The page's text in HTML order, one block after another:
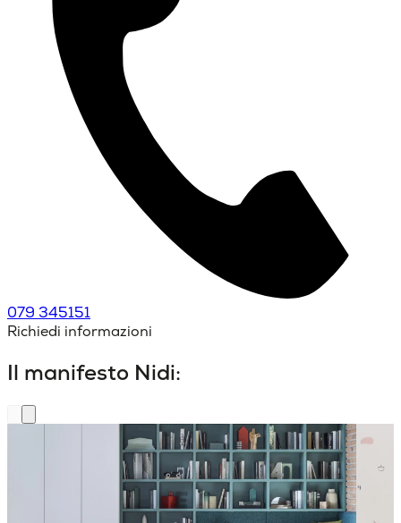
079 345151
Richiedi informazioni
Il manifesto Nidi: